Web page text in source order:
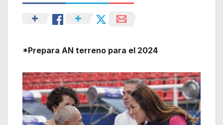
*Prepara AN terreno para el 2024